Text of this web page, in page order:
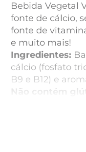
Bebida Vegetal
fonte de cálcio,
fonte de
e muito mais!
Ingredientes:
cálcio (fosfato
B9 e B12) e
Não contém
Não